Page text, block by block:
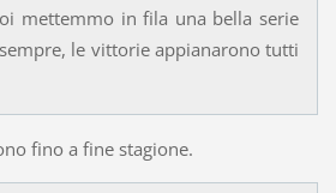
mettemmo in fila una bella serie
le vittorie appianarono tutti
fino a fine stagione.